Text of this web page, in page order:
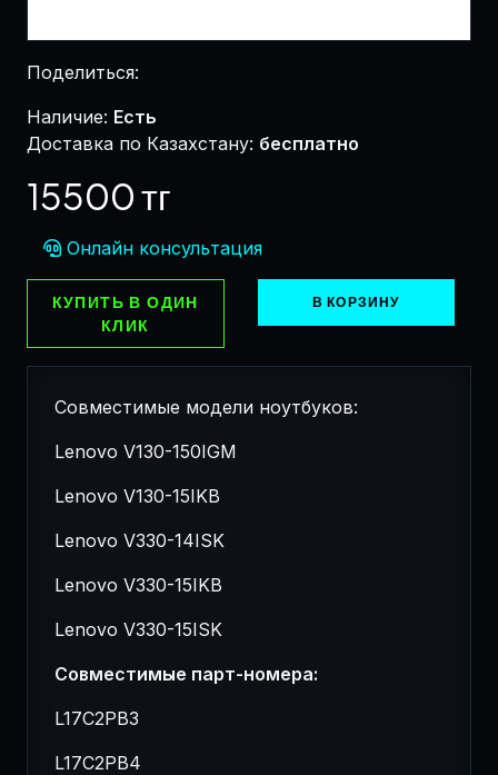
Поделиться:
Наличие: Есть
Доставка по Казахстану: бесплатно
15500 тг
Онлайн консультация
КУПИТЬ В ОДИН
КЛИК
В КОРЗИНУ
Совместимые модели ноутбуков:
Lenovo V130-150IGM
Lenovo V130-15IKB
Lenovo V330-14ISK
Lenovo V330-15IKB
Lenovo V330-15ISK
Совместимые парт-номера:
L17C2PB3
L17C2PB4